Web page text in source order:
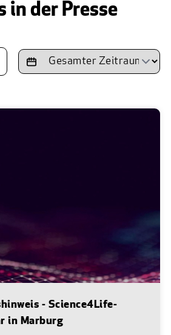
in der Presse
- Science4Life-
in Marburg